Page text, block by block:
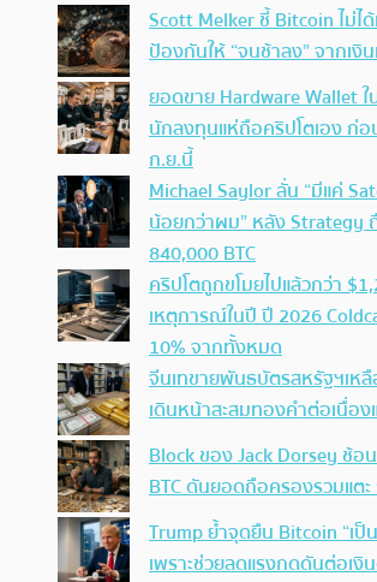
Scott Melker ชี้ Bitcoin ไม่ไ
ป้องกันให้ “จนช้าลง” จากเงิ
ยอดขาย Hardware Wallet ใ
นักลงทุนแห่ถือคริปโตเอง ก่อ
ก.ย.นี้
Michael Saylor ลั่น “มีแค่
น้อยกว่าผม” หลัง Strategy
840,000 BTC
คริปโตถูกขโมยไปแล้วกว่า
เหตุการณ์ในปี ปี 2026
10% จากทั้งหมด
จีนเทขายพันธบัตรสหรัฐฯเห
เดินหน้าสะสมทองคำต่อเนื่อ
Block ของ Jack Dorsey ช้อ
BTC ดันยอดถือครองรวมแตะ
Trump ย้ำจุดยืน Bitcoin “เ
เพราะช่วยลดแรงกดดันต่อเงิ